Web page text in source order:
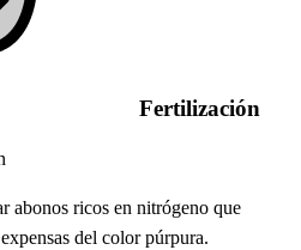
Fertilización
abonos ricos en nitrógeno que
del color púrpura.